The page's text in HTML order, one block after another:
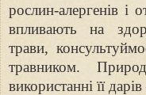
рослин-алергенів і
впливають на
трави,
травником.
використанні її